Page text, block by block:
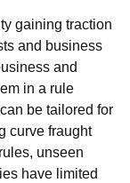
gaining traction
and business
and
in a rule
be tailored for
curve fraught
unseen
have limited